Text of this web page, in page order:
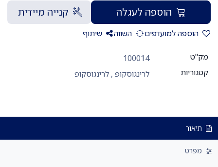
הוספה לעגלה קנייה מיידית
הוספה למועדפים השווה שיתוף
מק"ט
100014
קטגוריות
לרינגוסקופ, לרינגוסקופ
תיאור
מפרט